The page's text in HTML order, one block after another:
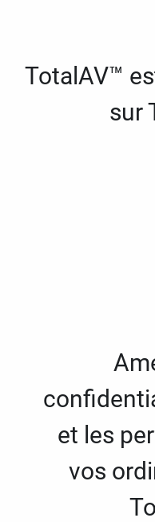
TotalAV™
sur
et les
vos